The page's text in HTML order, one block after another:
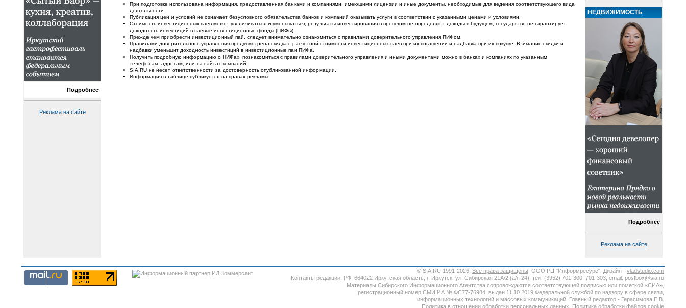
Подробнее
Реклама на сайте
При подготовке использована информация, предоставленная банками и компаниями, имеющими лицензии и иные документы, необходимые для ведения соответствующего вида
деятельности.
Публикация цен и условий не означает безусловного обязательства банков и компаний оказывать услуги в соответствии с указанными ценами и условиями.
Стоимость инвестиционных паев может увеличиваться и уменьшаться, результаты инвестирования в прошлом не определяют доходы в будущем, государство не гарантирует
доходность инвестиций в паевые инвестиционные фонды (ПИФы).
Прежде чем приобрести инвестиционный пай, следует внимательно ознакомиться с правилами доверительного управления ПИФом.
Правилами доверительного управления предусмотрена скидка с расчетной стоимости инвестиционных паев при их погашении и надбавка при их покупке. Взимание скидки и
надбавки уменьшит доходность инвестиций в инвестиционные паи ПИФа.
Получить подробную информацию о ПИФах, познакомиться с правилами доверительного управления и иными документами можно в банках и компаниях по указанным
телефонам, адресам, или на сайтах компаний.
SIA.RU не несет ответственности за достоверность опубликованной информации.
Информация в таблице публикуется на правах рекламы.
НЕДВИЖИМОСТЬ
Подробнее
Реклама на сайте
© SIA.RU 1991-2026. Все права защищены . ООО РЦ "Информресурс". Дизайн - vladstudio.com
Контакты редакции: РФ, 664022 Иркутская область, г. Иркутск, ул. Сибирская 21А/2 (а/я 24), тел. (3952) 701-300, 701-303, email: postbox@sia.ru
Материалы Сибирского Информационного Агентства сопровождаются соответствующей подписью или пометкой «СИА»,
регистрационный номер СМИ ИА № ФС77-76984, выдан 11.10.2019 Федеральной службой по надзору в сфере связи,
информационных технологий и массовых коммуникаций. Главный редактор - Герасимова Е.В.
Политика в отношении обработки персональных данных.
Политика обработки файлов cookie